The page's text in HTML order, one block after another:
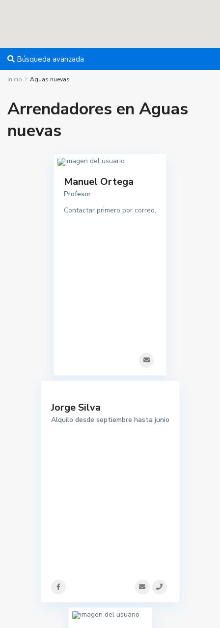
Búsqueda avanzada
Inicio Aguas nuevas
Arrendadores en Aguas
nuevas
Manuel Ortega
Profesor
Contactar primero por correo.
Jorge Silva
Alquilo desde septiembre hasta junio